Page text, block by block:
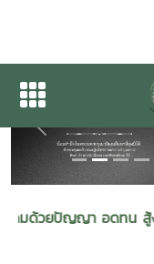
Previous
สู้งาน เป็นผู้มีคุณธร